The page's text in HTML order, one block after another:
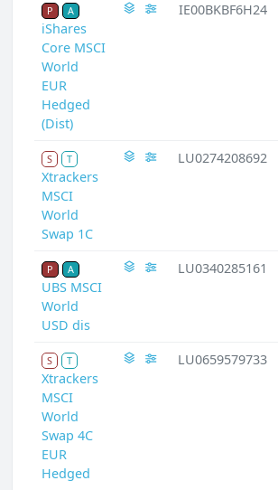
P A
iShares
Core MSCI
World
EUR
Hedged
(Dist)
IE00BKBF6H24
S T
Xtrackers
MSCI
World
Swap 1C
LU0274208692
P A
UBS MSCI
World
USD dis
LU0340285161
S T
Xtrackers
MSCI
World
Swap 4C
EUR
Hedged
LU0659579733